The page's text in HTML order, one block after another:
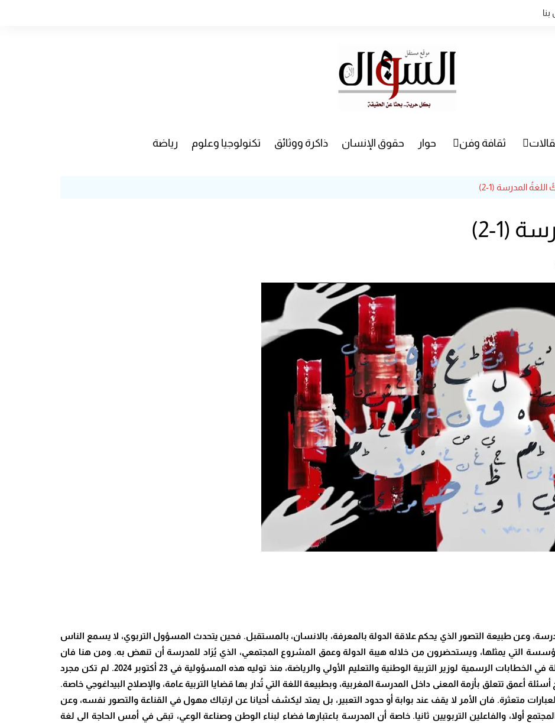
ثقافة وفن
مسرح
حوار حقوق الإنسان ذاكرة ووثائق تكنولوجيا وعلوم رياضة
المدرسة (1-2)
(1-2)
وعن طبيعة التصور الذي يحكم علاقة الدولة بالمعرفة، بالانسان، بالمستقبل. فحين يتحدث المسؤول التربوي، لا يسمع الناس
التي يمثلها، ويستحضرون من خلاله هيبة الدولة وعمق المشروع المجتمعي، الذي يُرَاد للمدرسة أن تنهض به. ومن هنا فان
الجدل الذي أثارته بعض التعايير الغريبة، المتداولة في الخطابات الرسمية لوزير التربية الوطنية والتعليم الأولي والرياضة، منذ توليه هذه المسؤولية في 23 أكتوبر 2024. لم تكن مجرد
أعمق تتعلق بأزمة المعنى داخل المدرسة المغربية، وبطبيعة اللغة التي تُدار بها قضايا التربية عامة، والإصلاح البيداغوجي خاصة.
متعثرة. فان الأمر لا يقف عند بوابة أو حدود التعبير، بل يمتد ليكشف أحيانا عن ارتباك مهول في القناعة والتصور نفسه، وعن
أولا، والفاعلين التربويين ثانيا. خاصة أن المدرسة باعتبارها فضاء لبناء الوطن وصناعة الوعي، تبقى في أمس الحاجة الى لغة